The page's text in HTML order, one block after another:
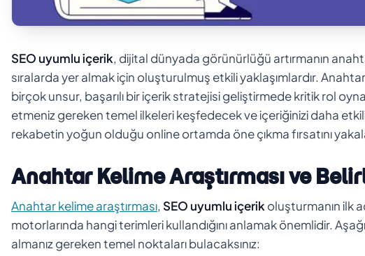
SEO uyumlu içerik, dijital dünyada görünürlüğü artırmanın
sıralarda yer almak için oluşturulmuş etkili yaklaşımlardır.
birçok unsur, başarılı bir içerik stratejisi geliştirmede kritik rol
etmeniz gereken temel ilkeleri keşfedecek ve içeriğinizi daha
rekabetin yoğun olduğu online ortamda öne çıkma fırsatını
Anahtar Kelime Araştırması ve
Anahtar kelime araştırması, SEO uyumlu içerik oluşturmanın ilk
motorlarında hangi terimleri kullandığını anlamak önemlidir.
almanız gereken temel noktaları bulacaksınız: